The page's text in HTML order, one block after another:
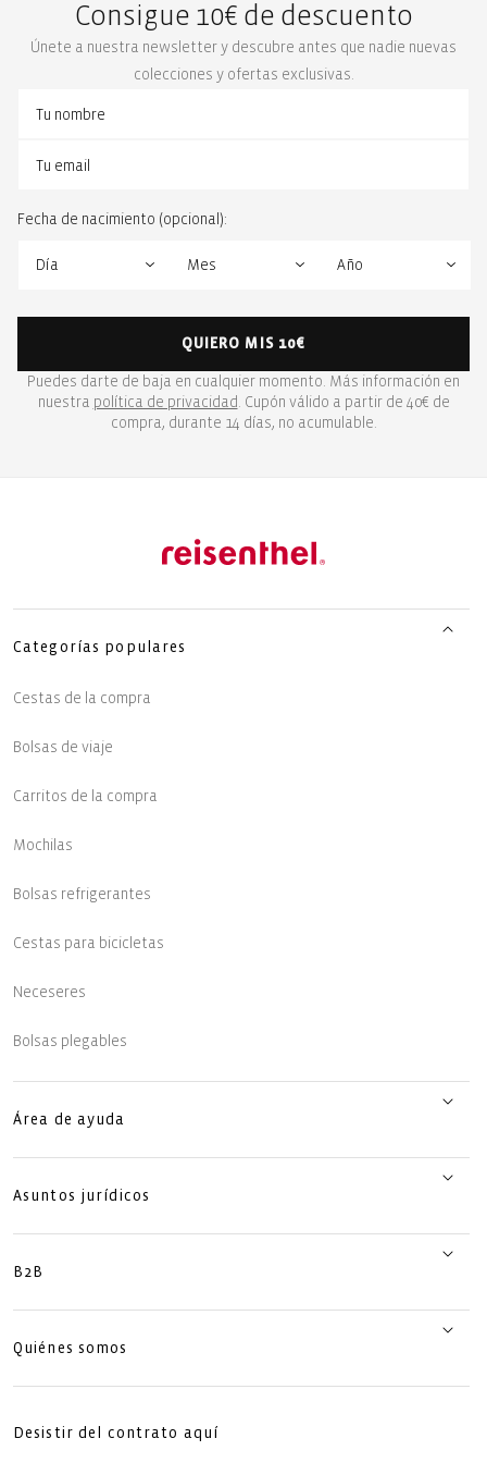
Consigue 10€ de descuento
Únete a nuestra newsletter y descubre antes que nadie nuevas
colecciones y ofertas exclusivas.
Fecha de nacimiento (opcional):
QUIERO MIS 10€
Puedes darte de baja en cualquier momento. Más información en
nuestra política de privacidad . Cupón válido a partir de 40€ de
compra, durante 14 días, no acumulable.
Categorías populares
Cestas de la compra
Bolsas de viaje
Carritos de la compra
Mochilas
Bolsas refrigerantes
Cestas para bicicletas
Neceseres
Bolsas plegables
Área de ayuda
Asuntos jurídicos
B2B
Quiénes somos
Desistir del contrato aquí